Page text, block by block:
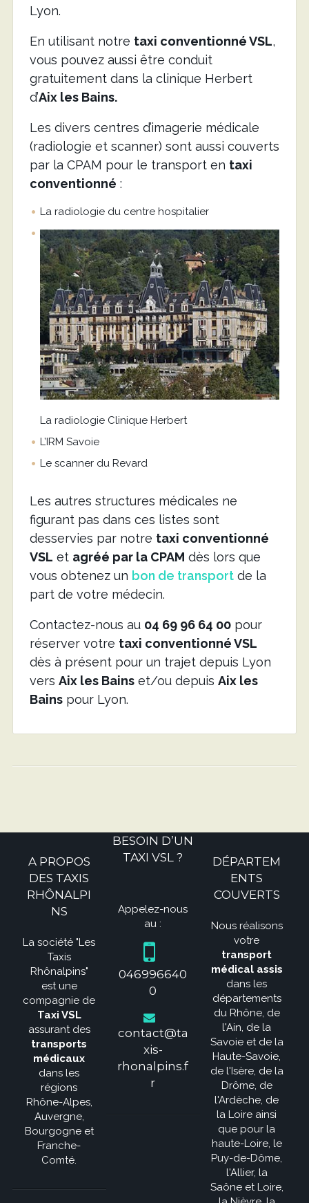
Lyon.
En utilisant notre taxi conventionné VSL,
vous pouvez aussi être conduit
gratuitement dans la clinique Herbert
d’Aix les Bains.
Les divers centres d’imagerie médicale
(radiologie et scanner) sont aussi couverts
par la CPAM pour le transport en taxi
conventionné :
La radiologie du centre hospitalier
La radiologie Clinique Herbert
L’IRM Savoie
Le scanner du Revard
Les autres structures médicales ne
figurant pas dans ces listes sont
desservies par notre taxi conventionné
VSL et agréé par la CPAM dès lors que
vous obtenez un bon de transportde la
part de votre médecin.
Contactez-nous au 04 69 96 64 00pour
réserver votre taxi conventionné VSL
dès à présent pour un trajet depuis Lyon
vers Aix les Bainset/ou depuis Aix les
Bainspour Lyon.
A PROPOS
DES TAXIS
RHÔNALPI
NS
La société "Les
Taxis
Rhônalpins"
est une
compagnie de
Taxi VSL
assurant des
transports
médicaux
dans les
régions
Rhône-Alpes,
Auvergne,
Bourgogne et
Franche-
Comté.
BESOIN D’UN
TAXI VSL ?
Appelez-nous
au :
046996640
0
contact@ta
xis-
rhonalpins.f
r
DÉPARTEM
ENTS
COUVERTS
Nous réalisons
votre
transport
médical assis
dans les
départements
du Rhône, de
l'Ain, de la
Savoie et de la
Haute-Savoie,
de l'Isère, de la
Drôme, de
l'Ardèche, de
la Loire ainsi
que pour la
haute-Loire, le
Puy-de-Dôme,
l'Allier, la
Saône et Loire,